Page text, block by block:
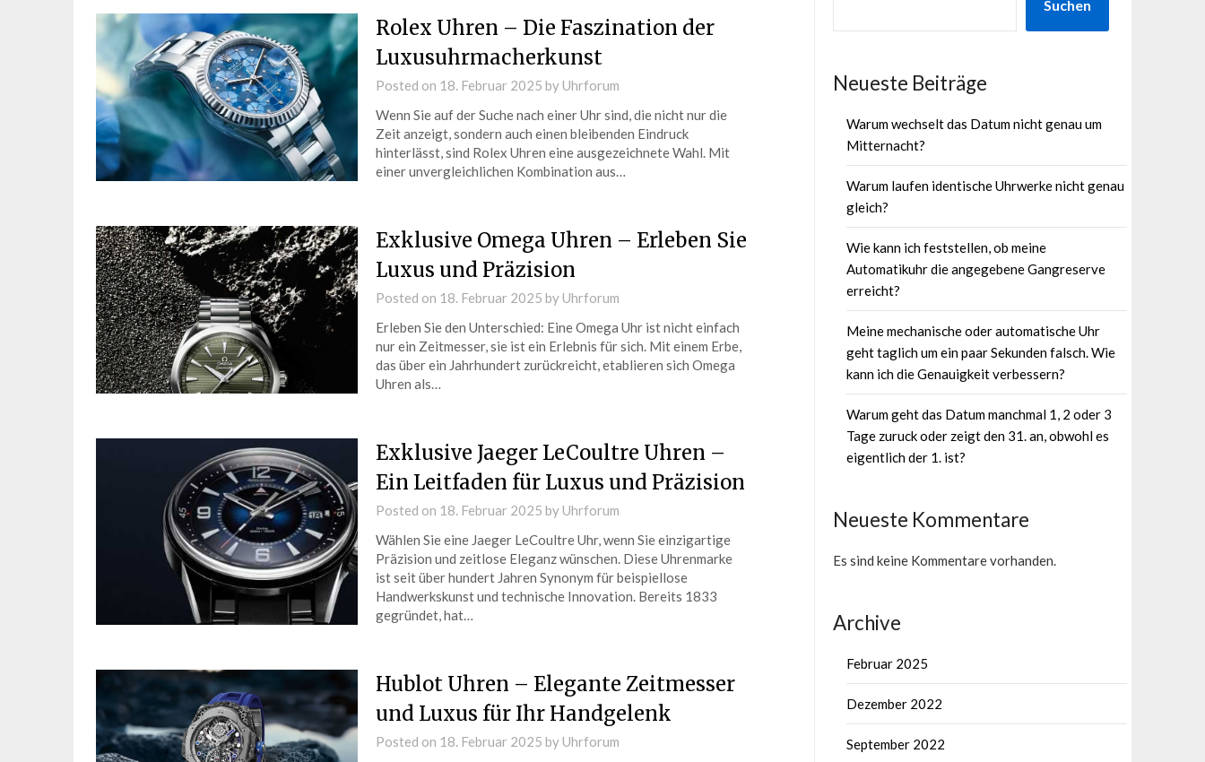
Rolex Uhren – Die Faszination der
Luxusuhrmacherkunst
Posted on 18. Februar 2025 byUhrforum
Wenn Sie auf der Suche nach einer Uhr sind, die nicht nur die
Zeit anzeigt, sondern auch einen bleibenden Eindruck
hinterlässt, sind Rolex Uhren eine ausgezeichnete Wahl. Mit
einer unvergleichlichen Kombination aus…
Exklusive Omega Uhren – Erleben Sie
Luxus und Präzision
Posted on 18. Februar 2025 byUhrforum
Erleben Sie den Unterschied: Eine Omega Uhr ist nicht einfach
nur ein Zeitmesser, sie ist ein Erlebnis für sich. Mit einem Erbe,
das über ein Jahrhundert zurückreicht, etablieren sich Omega
Uhren als…
Exklusive Jaeger LeCoultre Uhren –
Ein Leitfaden für Luxus und Präzision
Posted on 18. Februar 2025 byUhrforum
Wählen Sie eine Jaeger LeCoultre Uhr, wenn Sie einzigartige
Präzision und zeitlose Eleganz wünschen. Diese Uhrenmarke
ist seit über hundert Jahren Synonym für beispiellose
Handwerkskunst und technische Innovation. Bereits 1833
gegründet, hat…
Hublot Uhren – Elegante Zeitmesser
und Luxus für Ihr Handgelenk
Posted on 18. Februar 2025 byUhrforum
Suchen
Neueste Beiträge
Warum wechselt das Datum nicht genau um
Mitternacht?
Warum laufen identische Uhrwerke nicht genau
gleich?
Wie kann ich feststellen, ob meine
Automatikuhr die angegebene Gangreserve
erreicht?
Meine mechanische oder automatische Uhr
geht taglich um ein paar Sekunden falsch. Wie
kann ich die Genauigkeit verbessern?
Warum geht das Datum manchmal 1, 2 oder 3
Tage zuruck oder zeigt den 31. an, obwohl es
eigentlich der 1. ist?
Neueste Kommentare
Es sind keine Kommentare vorhanden.
Archive
Februar 2025
Dezember 2022
September 2022